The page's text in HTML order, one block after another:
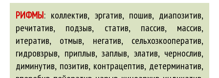
РИФМЫ: коллектив, эргатив, пошив, диапозитив,
речитатив, подзыв, статив, пассив, массив,
итератив, отмыв, негатив, сельхозкооператив,
гидровзрыв, приплыв, заплыв, элатив, чернослив,
диминутив, позитив, контрацептив, детерминатив,